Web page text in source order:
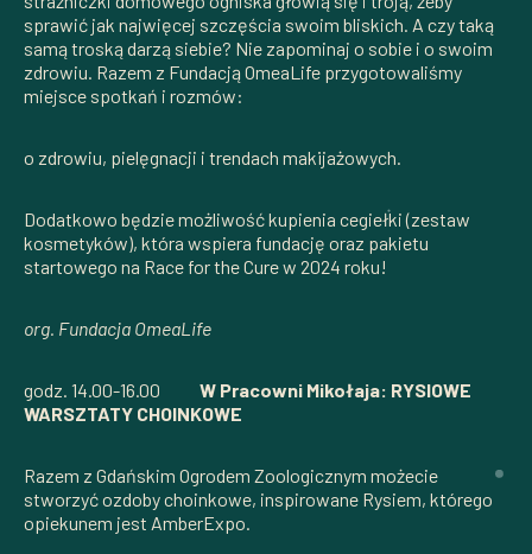
sprawić jak najwięcej szczęścia swoim bliskich. A czy taką
samą troską darzą siebie? Nie zapominaj o sobie i o swoim
zdrowiu. Razem z Fundacją OmeaLife przygotowaliśmy
miejsce spotkań i rozmów:
o zdrowiu, pielęgnacji i trendach makijażowych.
Dodatkowo będzie możliwość kupienia cegiełki (zestaw
kosmetyków), która wspiera fundację oraz pakietu
startowego na Race for the Cure w 2024 roku!
org. Fundacja OmeaLife
godz. 14.00-16.00 W Pracowni Mikołaja: RYSIOWE
WARSZTATY CHOINKOWE
Razem z Gdańskim Ogrodem Zoologicznym możecie
stworzyć ozdoby choinkowe, inspirowane Rysiem, którego
opiekunem jest AmberExpo.